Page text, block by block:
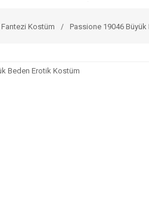
Fantezi Kostüm Passione 19046